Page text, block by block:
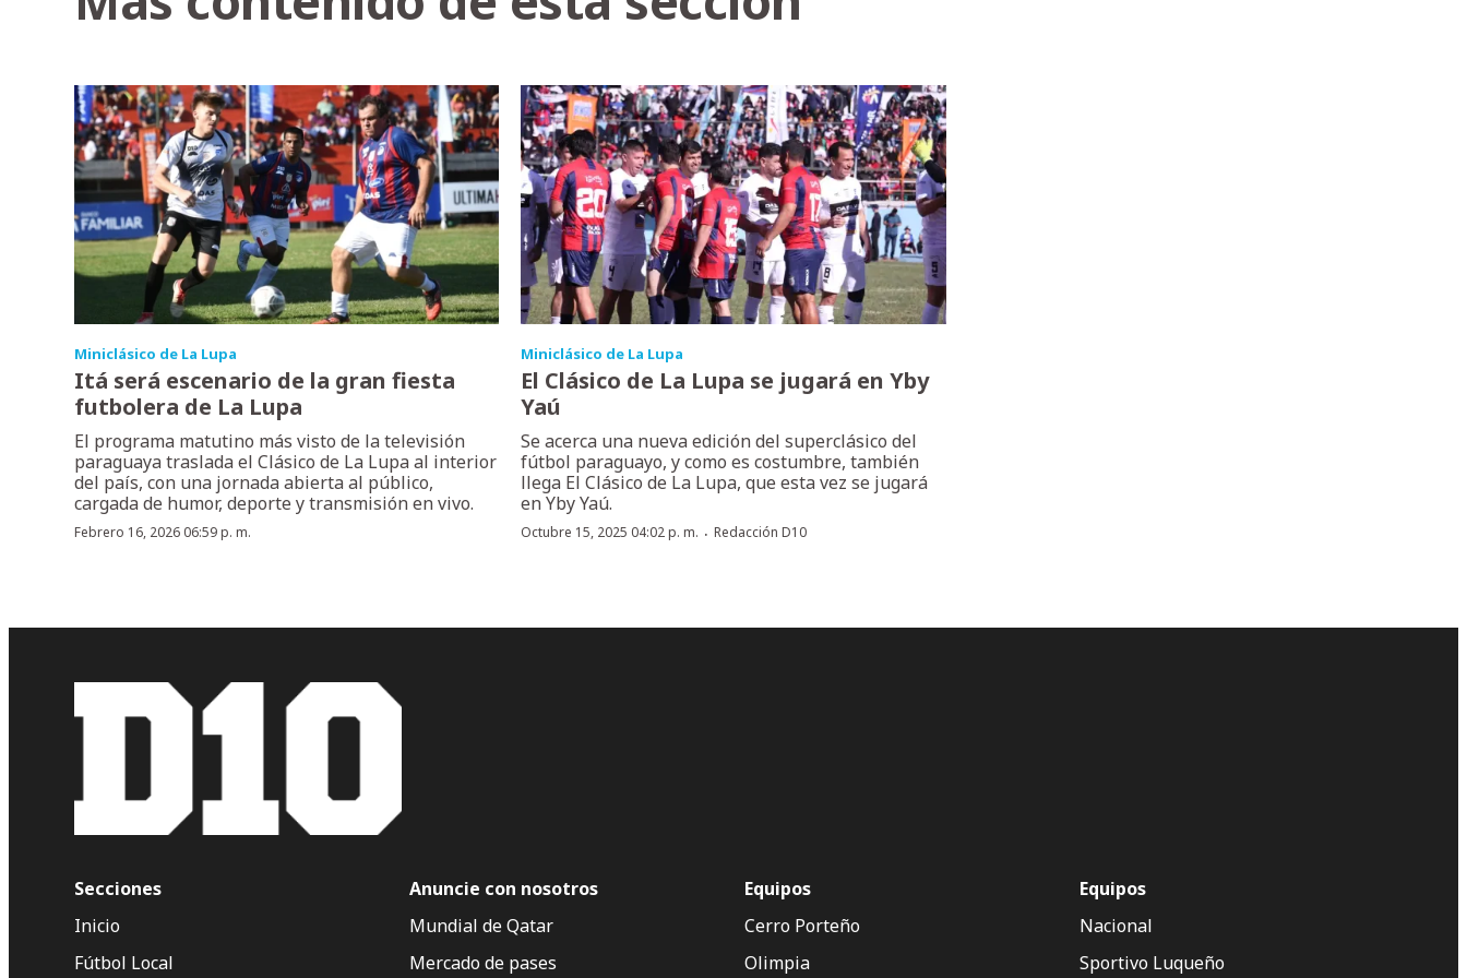
Miniclásico de La Lupa
Itá será escenario de la gran fiesta
futbolera de La Lupa
El programa matutino más visto de la televisión
paraguaya traslada el Clásico de La Lupa al interior
del país, con una jornada abierta al público,
cargada de humor, deporte y transmisión en vivo.
Febrero 16, 2026 06:59 p. m.
Miniclásico de La Lupa
El Clásico de La Lupa se jugará en Yby
Yaú
Se acerca una nueva edición del superclásico del
fútbol paraguayo, y como es costumbre, también
llega El Clásico de La Lupa, que esta vez se jugará
en Yby Yaú.
Octubre 15, 2025 04:02 p. m. ·Redacción D10
Secciones
Inicio
Fútbol Local
Anuncie con nosotros
Mundial de Qatar
Mercado de pases
Equipos
Cerro Porteño
Olimpia
Equipos
Nacional
Sportivo Luqueño